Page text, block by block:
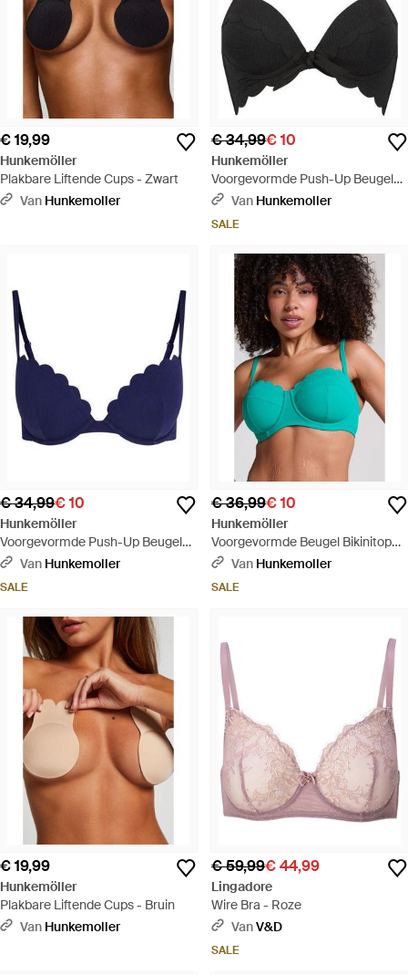
€ 19,99
Hunkemöller
Plakbare Liftende Cups - Zwart
Van Hunkemoller
€ 34,99€ 10
Hunkemöller
Voorgevormde Push-Up Beugel
Bikinitop Scallop Cup A - Zwart
Van Hunkemoller
SALE
€ 34,99€ 10
Hunkemöller
Voorgevormde Push-Up Beugel
Bikinitop Scallop Cup A - Blauw
Van Hunkemoller
SALE
€ 36,99€ 10
Hunkemöller
Voorgevormde Beugel Bikinitop
Scallop Cup E - Groen
Van Hunkemoller
SALE
€ 19,99
Hunkemöller
Plakbare Liftende Cups - Bruin
Van Hunkemoller
€ 59,99€ 44,99
Lingadore
Wire Bra - Roze
VanV&D
SALE